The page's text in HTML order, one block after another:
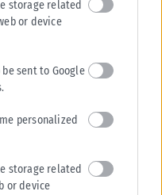
storage related
or device
sent to Google
personalized
storage related
or device